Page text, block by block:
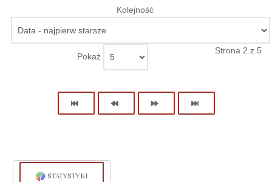
Kolejność
Pokaż
Strona 2 z 5
STATYSTYKI